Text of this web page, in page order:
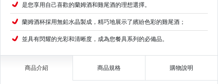
是您享用自己喜歡的蘭姆酒和雞尾酒的理想選擇。
蘭姆酒杯採用無鉛水晶製成，精巧地展示了繽紛色彩的雞尾酒；
並具有閃耀的光彩和清晰度，成為您餐具系列的必備品。
商品介紹 商品規格 購物說明